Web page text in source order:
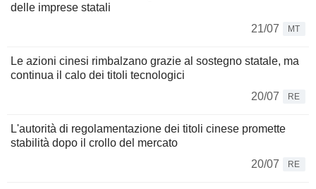
delle imprese statali
21/07
MT
Le azioni cinesi rimbalzano grazie al sostegno statale, ma
continua il calo dei titoli tecnologici
20/07
RE
L'autorità di regolamentazione dei titoli cinese promette
stabilità dopo il crollo del mercato
20/07
RE